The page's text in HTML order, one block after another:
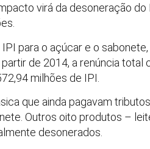
virá da desoneração do
para o açúcar e o sabonete,
de 2014, a renúncia total
milhões de IPI.
que ainda pagavam
Outros oito produtos –
desonerados.